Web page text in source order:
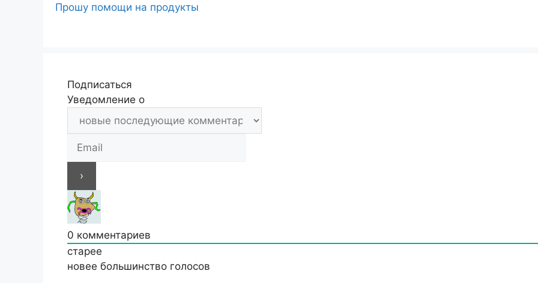
Прошу помощи на продукты
Подписаться
Уведомление о
0 комментариев
старее
новее большинство голосов